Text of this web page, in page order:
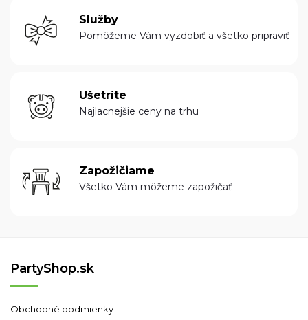
Služby
Pomôžeme Vám vyzdobiť a všetko pripraviť
Ušetríte
Najlacnejšie ceny na trhu
Zapožičiame
Všetko Vám môžeme zapožičať
PartyShop.sk
Obchodné podmienky